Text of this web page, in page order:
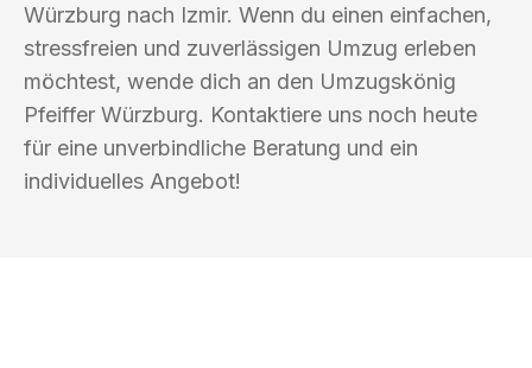
Würzburg nach Izmir. Wenn du einen einfachen,
stressfreien und zuverlässigen Umzug erleben
möchtest, wende dich an den Umzugskönig
Pfeiffer Würzburg. Kontaktiere uns noch heute
für eine unverbindliche Beratung und ein
individuelles Angebot!